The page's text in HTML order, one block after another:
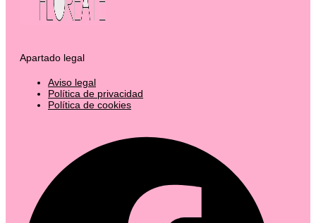
Apartado legal
Aviso legal
Política de privacidad
Política de cookies